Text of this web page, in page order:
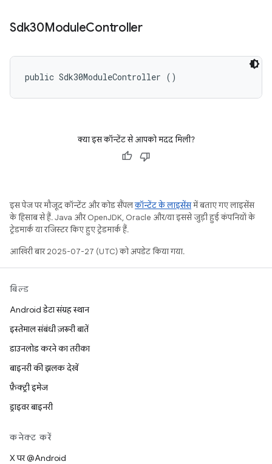
Sdk30ModuleController
public Sdk30ModuleController ()
क्या इस कॉन्टेंट से आपको मदद मिली?
इस पेज पर मौजूद कॉन्टेंट और कोड सैंपलकॉन्टेंट के लाइसेंसमें बताए गए लाइसेंस
के हिसाब से हैं. Java और OpenJDK, Oracle और/या इससे जुड़ी हुई कंपनियों के
ट्रेडमार्क या रजिस्टर किए हुए ट्रेडमार्क हैं.
आखिरी बार 2025-07-27 (UTC) को अपडेट किया गया.
बिल्ड
Android डेटा संग्रह स्थान
इस्तेमाल संबंधी ज़रूरी बातें
डाउनलोड करने का तरीका
बाइनरी की झलक देखें
फ़ैक्ट्री इमेज
ड्राइवर बाइनरी
कनेक्ट करें
X पर @Android